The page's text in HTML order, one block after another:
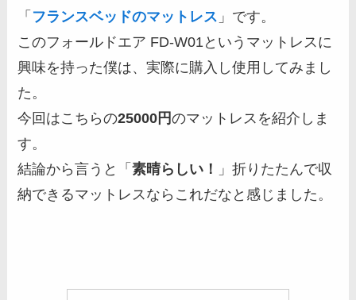
「 フランスベッドのマットレス 」です。
このフォールドエア FD-W01というマットレスに
興味を持った僕は、実際に購入し使用してみまし
た。
今回はこちらの25000円のマットレスを紹介しま
す。
結論から言うと「素晴らしい！
」折りたたんで収
納できるマットレスならこれだなと感じました。